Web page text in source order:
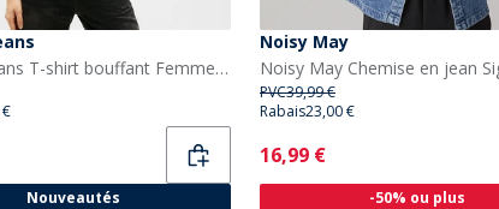
Tommy Jeans T-shirt bouffant Femme Ice Grey Heather
Nouveautés
Noisy May
PVC39,99 €
Rabais23,00 €
Current
16,99 €
-50% ou plus